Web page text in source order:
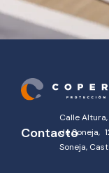
Contacto
Calle Altura,
de Soneja,
Soneja,